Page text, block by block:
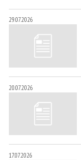
29.07.2026
20.07.2026
17.07.2026